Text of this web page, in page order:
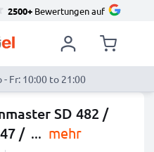
2500+Bewertungen auf
- Fr: 10:00 to 21:00
SD 482 /
/ ... mehr